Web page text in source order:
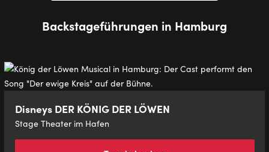
Backstageführungen in Hamburg
Disneys DER KÖNIG DER LÖWEN
Stage Theater im Hafen